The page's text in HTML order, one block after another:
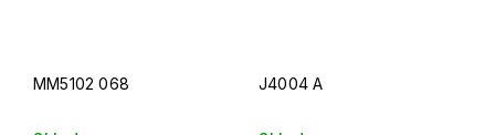
MM5102 068 J4004 A